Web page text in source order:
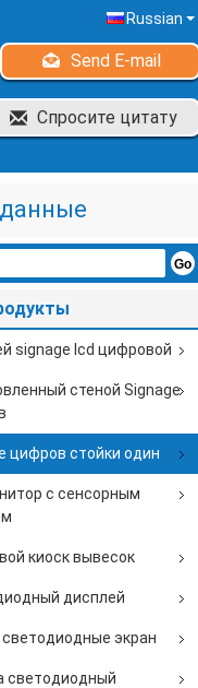
Russian
Send E-mail
Спросите цитату
signage lcd цифровой
стеной Signage
цифров стойки один
с сенсорным
киоск вывесок
дисплей
светодиодные экран
светодиодный